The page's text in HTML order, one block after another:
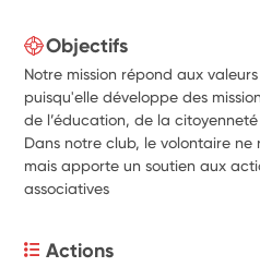
Objectifs
Notre mission répond aux
puisqu'elle développe des
de l’éducation, de la
Dans notre club, le volontaire
mais apporte un soutien aux
associatives
Actions